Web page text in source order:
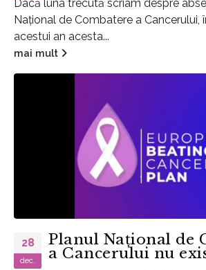
Dacă luna trecută scriam despre
Național de Combatere a Cancerului,
acestui an acesta...
mai mult
28
dec.
Planul Național de
a Cancerului nu